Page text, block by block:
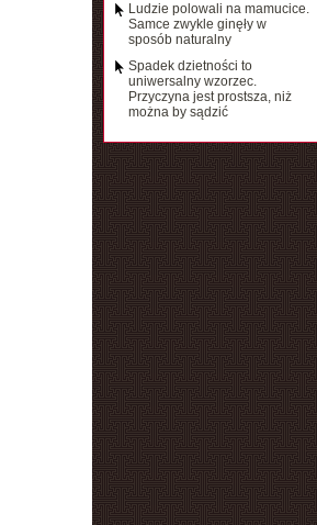
Ludzie polowali na mamucice.
Samce zwykle ginęły w
sposób naturalny
Spadek dzietności to
uniwersalny wzorzec.
Przyczyna jest prostsza, niż
można by sądzić